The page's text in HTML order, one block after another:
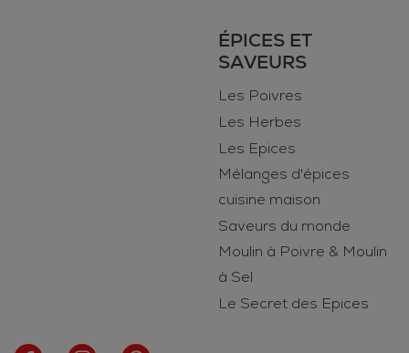
ÉPICES ET
SAVEURS
Les Poivres
Les Herbes
Les Epices
Mélanges d'épices
cuisine maison
Saveurs du monde
Moulin à Poivre & Moulin
à Sel
Le Secret des Epices